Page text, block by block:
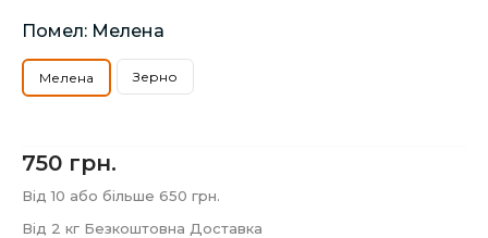
Помел: Мелена
Мелена Зерно
750 грн.
Від 10 або більше 650 грн.
Від 2 кг Безкоштовна Доставка